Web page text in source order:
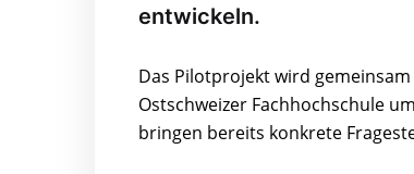
entwickeln.
Das Pilotprojekt wird
Ostschweizer Fachhochschule
bringen bereits konkrete